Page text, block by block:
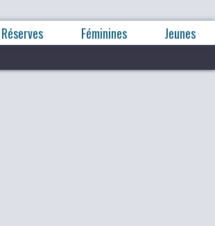
Réserves Féminines Jeunes